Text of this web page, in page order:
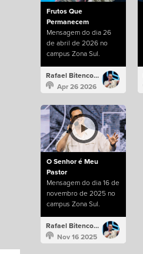
Frutos Que
Permanecem
Mensagem do dia 26
de abril de 2026 no
campus Zona Sul.
Rafael Bitencourt
Apr 26 2026
O Senhor é Meu
Pastor
Mensagem do dia 16 de
novembro de 2025 no
campus Zona Sul.
Rafael Bitencourt
Nov 16 2025